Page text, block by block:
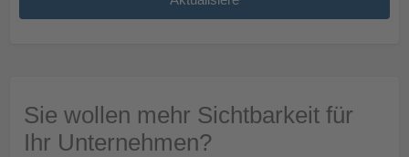
Sie wollen mehr Sichtbarkeit für
Ihr Unternehmen?